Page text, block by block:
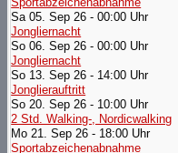
Sa 05. Sep 26 - 00:00 Uhr
Jongliernacht
So 06. Sep 26 - 00:00 Uhr
Jongliernacht
So 13. Sep 26 - 14:00 Uhr
Jonglierauftritt
So 20. Sep 26 - 10:00 Uhr
2 Std. Walking-, Nordicwalking
Mo 21. Sep 26 - 18:00 Uhr
Sportabzeichenabnahme